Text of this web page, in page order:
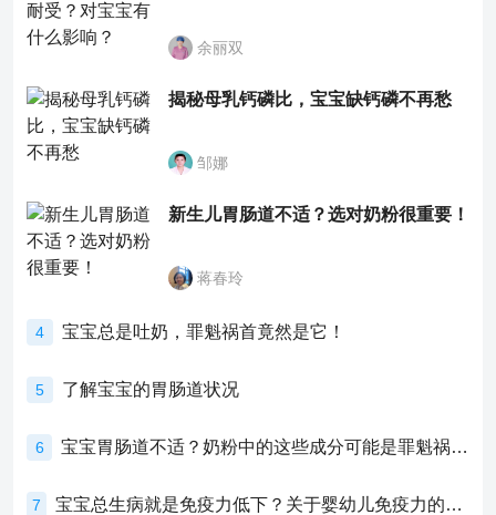
余丽双
揭秘母乳钙磷比，宝宝缺钙磷不再愁
邹娜
新生儿胃肠道不适？选对奶粉很重要！
蒋春玲
4 宝宝总是吐奶，罪魁祸首竟然是它！
5 了解宝宝的胃肠道状况
6 宝宝胃肠道不适？奶粉中的这些成分可能是罪魁祸首！
7 宝宝总生病就是免疫力低下？关于婴幼儿免疫力的真相，家长必须了解！